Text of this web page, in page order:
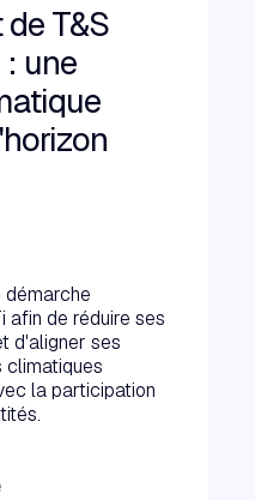
T&S
une
démarche
afin de réduire ses
d'aligner ses
climatiques
la participation